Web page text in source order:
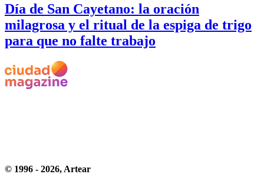
Día de San Cayetano: la oración
milagrosa y el ritual de la espiga de trigo
para que no falte trabajo
© 1996 - 2026, Artear